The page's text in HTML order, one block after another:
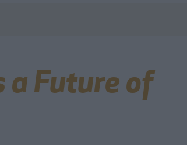
a Future of